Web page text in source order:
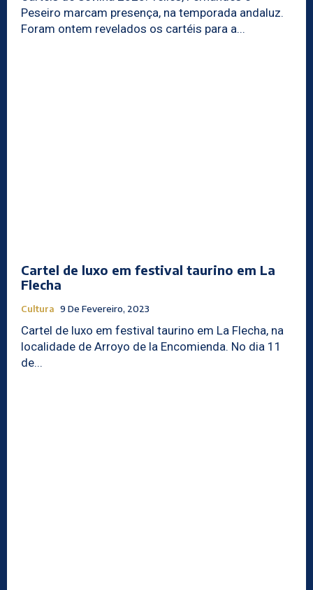
Peseiro marcam presença, na temporada andaluz.
Foram ontem revelados os cartéis para a...
Cartel de luxo em festival taurino em La
Flecha
Cultura 9 De Fevereiro, 2023
Cartel de luxo em festival taurino em La Flecha, na
localidade de Arroyo de la Encomienda. No dia 11
de...